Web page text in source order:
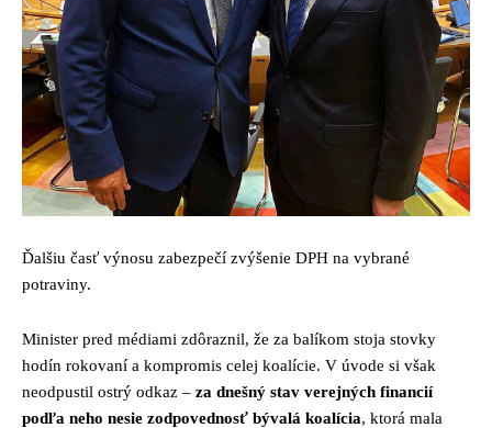
Ďalšiu časť výnosu zabezpečí zvýšenie DPH na vybrané
potraviny.
Minister pred médiami zdôraznil, že za balíkom stoja stovky
hodín rokovaní a kompromis celej koalície. V úvode si však
neodpustil ostrý odkaz – za dnešný stav verejných financií
podľa neho nesie zodpovednosť bývalá koalícia, ktorá mala